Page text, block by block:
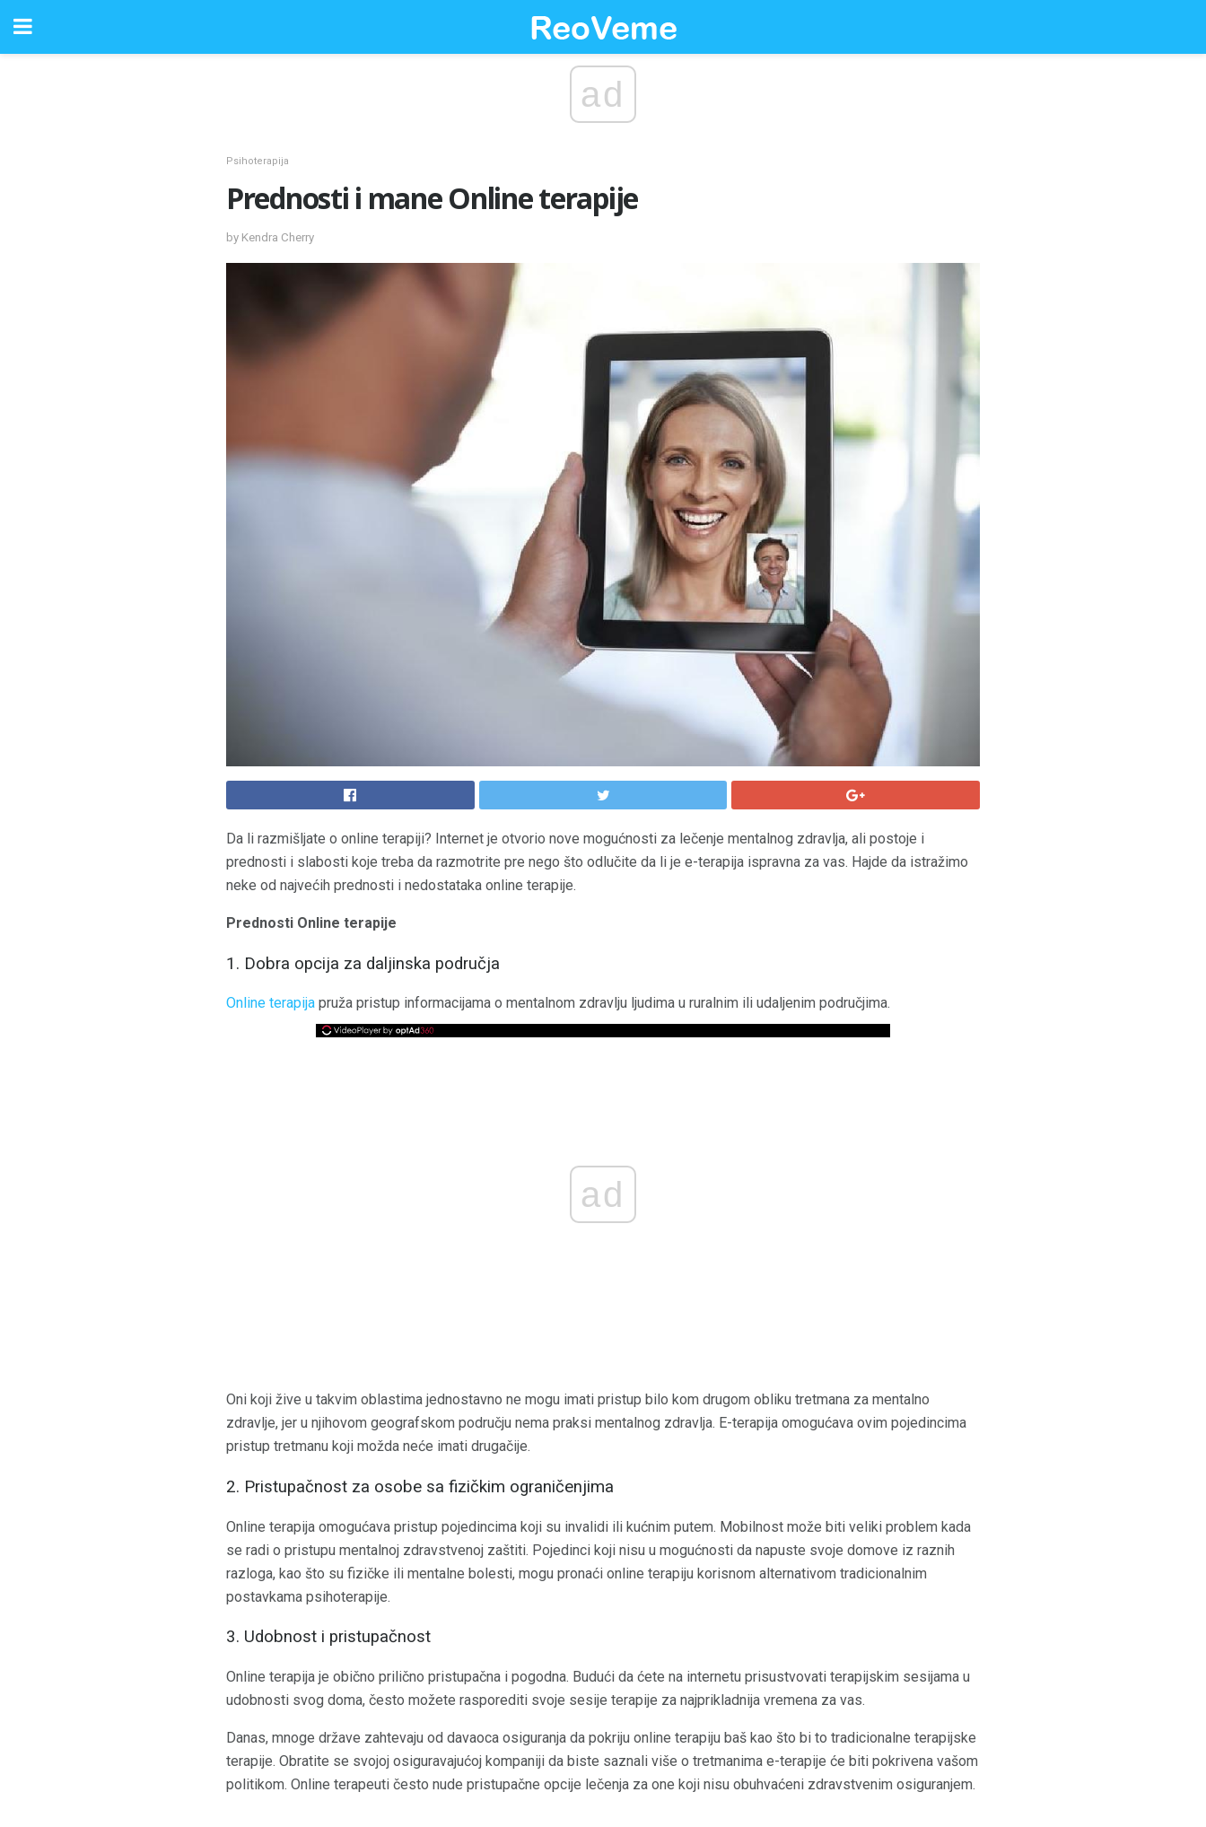
ad
Psihoterapija
Prednosti i mane Online terapije
by Kendra Cherry
Da li razmišljate o online terapiji? Internet je otvorio nove mogućnosti za lečenje mentalnog zdravlja, ali postoje i
prednosti i slabosti koje treba da razmotrite pre nego što odlučite da li je e-terapija ispravna za vas. Hajde da istražimo
neke od najvećih prednosti i nedostataka online terapije.
Prednosti Online terapije
1. Dobra opcija za daljinska područja
Online terapija pruža pristup informacijama o mentalnom zdravlju ljudima u ruralnim ili udaljenim područjima.
ad
Oni koji žive u takvim oblastima jednostavno ne mogu imati pristup bilo kom drugom obliku tretmana za mentalno
zdravlje, jer u njihovom geografskom području nema praksi mentalnog zdravlja. E-terapija omogućava ovim pojedincima
pristup tretmanu koji možda neće imati drugačije.
2. Pristupačnost za osobe sa fizičkim ograničenjima
Online terapija omogućava pristup pojedincima koji su invalidi ili kućnim putem. Mobilnost može biti veliki problem kada
se radi o pristupu mentalnoj zdravstvenoj zaštiti. Pojedinci koji nisu u mogućnosti da napuste svoje domove iz raznih
razloga, kao što su fizičke ili mentalne bolesti, mogu pronaći online terapiju korisnom alternativom tradicionalnim
postavkama psihoterapije.
3. Udobnost i pristupačnost
Online terapija je obično prilično pristupačna i pogodna. Budući da ćete na internetu prisustvovati terapijskim sesijama u
udobnosti svog doma, često možete rasporediti svoje sesije terapije za najprikladnija vremena za vas.
Danas, mnoge države zahtevaju od davaoca osiguranja da pokriju online terapiju baš kao što bi to tradicionalne terapijske
terapije. Obratite se svojoj osiguravajućoj kompaniji da biste saznali više o tretmanima e-terapije će biti pokrivena vašom
politikom. Online terapeuti često nude pristupačne opcije lečenja za one koji nisu obuhvaćeni zdravstvenim osiguranjem.